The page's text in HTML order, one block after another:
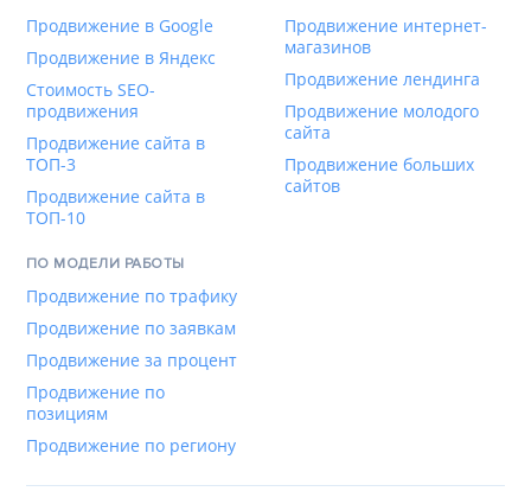
Продвижение в Google
Продвижение в Яндекс
Стоимость SEO-
продвижения
Продвижение сайта в
ТОП-3
Продвижение сайта в
ТОП-10
Продвижение интернет-
магазинов
Продвижение лендинга
Продвижение молодого
сайта
Продвижение больших
сайтов
ПО МОДЕЛИ РАБОТЫ
Продвижение по трафику
Продвижение по заявкам
Продвижение за процент
Продвижение по
позициям
Продвижение по региону